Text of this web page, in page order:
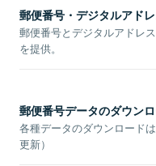
郵便番号・デジタルアド
郵便番号とデジタルアドレ
を提供。
郵便番号データのダウン
各種データのダウンロード
更新）